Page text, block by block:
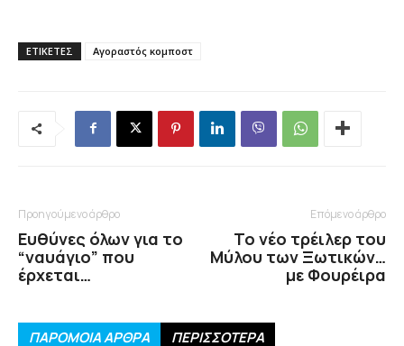
ΕΤΙΚΕΤΕΣ Αγοραστός κομποστ
Προηγούμενο άρθρο
Ευθύνες όλων για το
“ναυάγιο” που
έρχεται…
Επόμενο άρθρο
Το νέο τρέιλερ του
Μύλου των Ξωτικών…
με Φουρέιρα
ΠΑΡΟΜΟΙΑ ΑΡΘΡΑ ΠΕΡΙΣΣΟΤΕΡΑ